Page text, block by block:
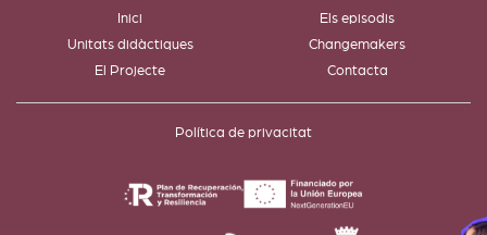
Inici
Els episodis
Unitats didàctiques
Changemakers
El Projecte
Contacta
Política de privacitat